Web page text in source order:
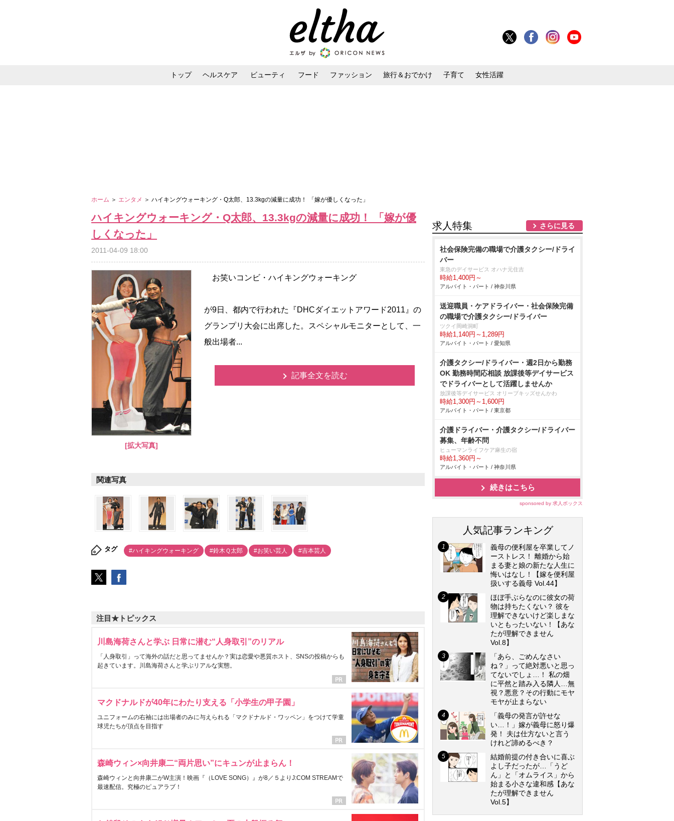
トップ ヘルスケア ビューティ フード ファッション 旅行＆おでかけ 子育て 女性活躍
ホーム ＞ エンタメ ＞ ハイキングウォーキング・Q太郎、13.3kgの減量に成功！ 「嫁が優しくなった」
ハイキングウォーキング・Q太郎、13.3kgの減量に成功！ 「嫁が優
しくなった」
2011-04-09 18:00
[拡大写真]
お笑いコンビ・ハイキングウォーキング
が9日、都内で行われた『DHCダイエットアワード2011』の
グランプリ大会に出席した。スペシャルモニターとして、一
般出場者...
記事全文を読む
関連写真
タグ #ハイキングウォーキング #鈴木Ｑ太郎 #お笑い芸人 #吉本芸人
注目★トピックス
川島海荷さんと学ぶ 日常に潜む“人身取引”のリアル
「人身取引」って海外の話だと思ってませんか？実は恋愛や悪質ホスト、SNSの投稿からも
起きています。川島海荷さんと学ぶリアルな実態。
マクドナルドが40年にわたり支える「小学生の甲子園」
ユニフォームの右袖には出場者のみに与えられる「マクドナルド・ワッペン」をつけて学童
球児たちが頂点を目指す
森崎ウィン×向井康二“両片思い”にキュンが止まらん！
森崎ウィンと向井康二がW主演！映画『（LOVE SONG）』が8／５よりJ:COM STREAMで
最速配信。究極のピュアラブ！
求人特集 さらに見る
社会保険完備の職場で介護タクシー/ドライ
バー
東急のデイサービス オハナ元住吉
時給1,400円～
アルバイト・パート / 神奈川県
送迎職員・ケアドライバー・社会保険完備
の職場で介護タクシー/ドライバー
ツクイ岡崎洞町
時給1,140円～1,289円
アルバイト・パート / 愛知県
介護タクシー/ドライバー・週2日から勤務
OK 勤務時間応相談 放課後等デイサービス
でドライバーとして活躍しませんか
放課後等デイサービス オリーブキッズせんかわ
時給1,300円～1,600円
アルバイト・パート / 東京都
介護ドライバー・介護タクシー/ドライバー
募集、年齢不問
ヒューマンライフケア麻生の宿
時給1,360円～
アルバイト・パート / 神奈川県
続きはこちら
sponsored by 求人ボックス
人気記事ランキング
義母の便利屋を卒業してノ
ーストレス！ 離婚から始
まる妻と娘の新たな人生に
悔いはなし！【嫁を便利屋
扱いする義母 Vol.44】
ほぼ手ぶらなのに彼女の荷
物は持ちたくない？ 彼を
理解できないけど楽しまな
いともったいない！【あな
たが理解できません
Vol.8】
「あら、ごめんなさい
ね？」って絶対悪いと思っ
てないでしょ…！ 私の畑
に平然と踏み入る隣人…無
視？悪意？その行動にモヤ
モヤが止まらない
「義母の発言が許せな
い…！」嫁が義母に怒り爆
発！ 夫は仕方ないと言う
けれど諦めるべき？
結婚前提の付き合いに喜ぶ
よし子だったが…「うど
ん」と「オムライス」から
始まる小さな違和感【あな
たが理解できません
Vol.5】